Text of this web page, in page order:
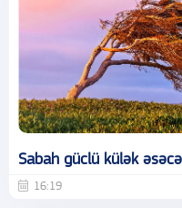
Sabah güclü külək
16:19